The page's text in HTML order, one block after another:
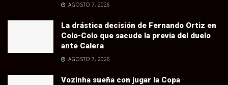
AGOSTO 7, 2026
La drástica decisión de Fernando Ortiz en
Colo-Colo que sacude la previa del duelo
ante Calera
AGOSTO 7, 2026
Vozinha sueña con jugar la Copa